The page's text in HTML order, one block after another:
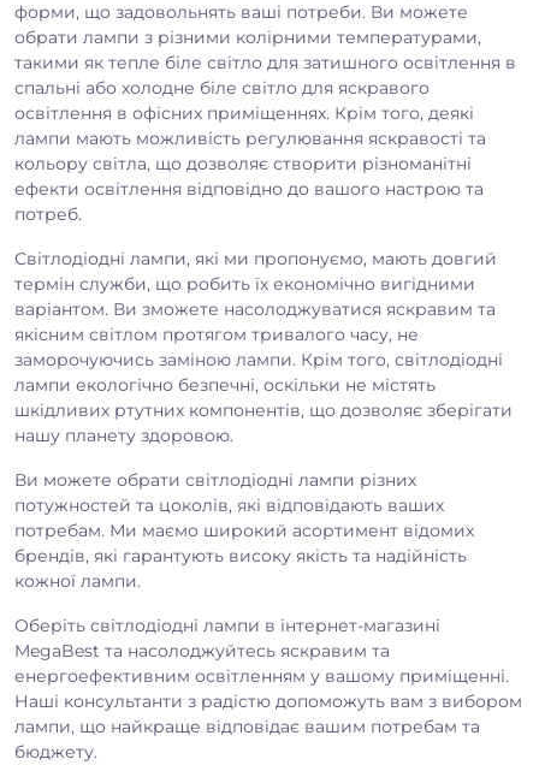
форми, що задовольнять ваші потреби. Ви можете
обрати лампи з різними колірними температурами,
такими як тепле біле світло для затишного освітлення в
спальні або холодне біле світло для яскравого
освітлення в офісних приміщеннях. Крім того, деякі
лампи мають можливість регулювання яскравості та
кольору світла, що дозволяє створити різноманітні
ефекти освітлення відповідно до вашого настрою та
потреб.
Світлодіодні лампи, які ми пропонуємо, мають довгий
термін служби, що робить їх економічно вигідними
варіантом. Ви зможете насолоджуватися яскравим та
якісним світлом протягом тривалого часу, не
заморочуючись заміною лампи. Крім того, світлодіодні
лампи екологічно безпечні, оскільки не містять
шкідливих ртутних компонентів, що дозволяє зберігати
нашу планету здоровою.
Ви можете обрати світлодіодні лампи різних
потужностей та цоколів, які відповідають ваших
потребам. Ми маємо широкий асортимент відомих
брендів, які гарантують високу якість та надійність
кожної лампи.
Оберіть світлодіодні лампи в інтернет-магазині
MegaBest та насолоджуйтесь яскравим та
енергоефективним освітленням у вашому приміщенні.
Наші консультанти з радістю допоможуть вам з вибором
лампи, що найкраще відповідає вашим потребам та
бюджету.